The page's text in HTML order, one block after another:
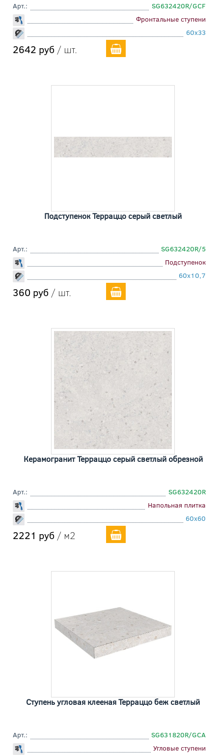
Арт.:
SG632420R/GCF
Фронтальные ступени
60x33
2642 руб / шт.
Подступенок Терраццо серый светлый
Арт.:
SG632420R/5
Подступенок
60x10,7
360 руб / шт.
Керамогранит Терраццо серый светлый обрезной
Арт.:
SG632420R
Напольная плитка
60x60
2221 руб / м2
Ступень угловая клееная Терраццо беж светлый
Арт.:
SG631820R/GCA
Угловые ступени